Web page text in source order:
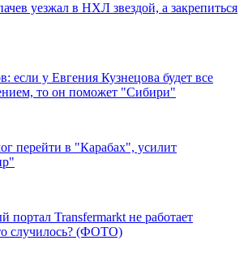
уезжал в НХЛ звездой, а закрепиться
если у Евгения Кузнецова будет все
то он поможет "Сибири"
перейти в "Карабах", усилит
портал Transfermarkt не работает
случилось? (ФОТО)